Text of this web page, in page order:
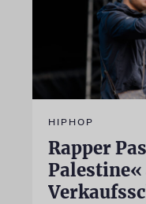
HIPHOP
Rapper
Palestine«